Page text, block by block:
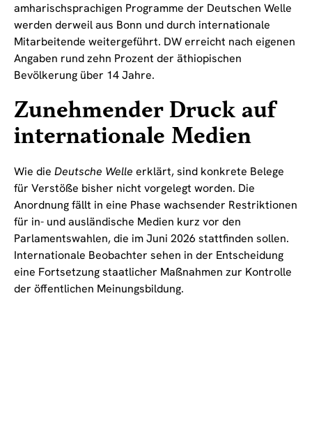
amharischsprachigen Programme der Deutschen Welle
werden derweil aus Bonn und durch internationale
Mitarbeitende weitergeführt. DW erreicht nach eigenen
Angaben rund zehn Prozent der äthiopischen
Bevölkerung über 14 Jahre.
Zunehmender Druck auf
internationale Medien
Wie die Deutsche Welle erklärt, sind konkrete Belege
für Verstöße bisher nicht vorgelegt worden. Die
Anordnung fällt in eine Phase wachsender Restriktionen
für in- und ausländische Medien kurz vor den
Parlamentswahlen, die im Juni 2026 stattfinden sollen.
Internationale Beobachter sehen in der Entscheidung
eine Fortsetzung staatlicher Maßnahmen zur Kontrolle
der öffentlichen Meinungsbildung.